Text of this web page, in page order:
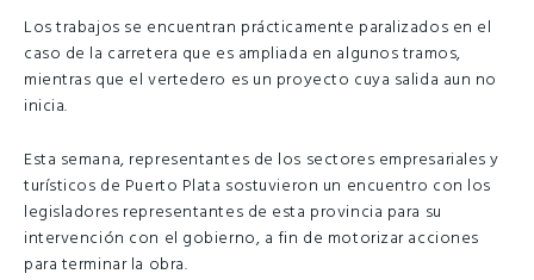
Los trabajos se encuentran prácticamente paralizados en el
caso de la carretera que es ampliada en algunos tramos,
mientras que el vertedero es un proyecto cuya salida aun no
inicia.
Esta semana, representantes de los sectores empresariales y
turísticos de Puerto Plata sostuvieron un encuentro con los
legisladores representantes de esta provincia para su
intervención con el gobierno, a fin de motorizar acciones
para terminar la obra.